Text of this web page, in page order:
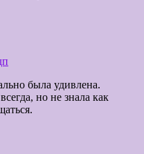
была удивлена.
но не знала как